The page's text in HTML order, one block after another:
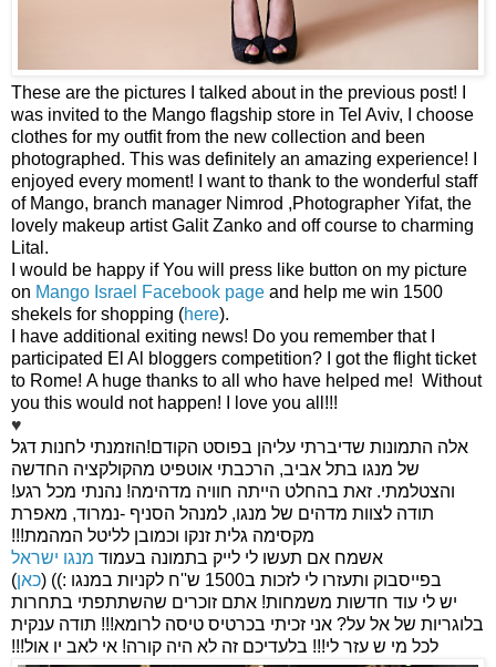
These are the pictures I talked about in the previous post! I
was invited to the Mango flagship store in Tel Aviv, I choose
clothes for my outfit from the new collection and been
photographed. This was definitely an amazing experience! I
enjoyed every moment! I want to thank to the wonderful staff
of Mango, branch manager Nimrod ,Photographer Yifat, the
lovely makeup artist Galit Zanko and off course to charming
Lital.
I would be happy if You will press like button on my picture
on Mango Israel Facebook page and help me win 1500
shekels for shopping (here).
I have additional exiting news! Do you remember that I
participated El Al bloggers competition? I got the flight ticket
to Rome! A huge thanks to all who have helped me! Without
you this would not happen! I love you all!!!
♥
אלה התמונות שדיברתי עליהן בפוסט הקודם!הוזמנתי לחנות דגל
של מנגו בתל אביב, הרכבתי אוטפיט מהקולקציה החדשה
והצטלמתי. זאת בהחלט הייתה חוויה מדהימה! נהנתי מכל רגע!
תודה לצוות מדהים של מנגו, למנהל הסניף -נמרוד, מאפרת
מקסימה גלית זנקו וכמובן לליטל המהמת!!!
אשמח אם תעשו לי לייק בתמונה בעמוד מנגו ישראל
בפייסבוק ותעזרו לי לזכות ב1500 ש''ח לקניות במנגו :)) (
כאן)
יש לי עוד חדשות משמחות! אתם זוכרים שהשתתפתי בתחרות
בלוגריות של אל על? אני זכיתי בכרטיס טיסה לרומא!!! תודה ענקית
לכל מי ש עזר לי!!! בלעדיכם זה לא היה קורה! אי לאב יו אול!!!